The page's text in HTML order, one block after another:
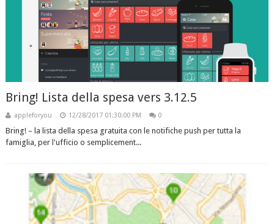
Bring! Lista della spesa vers 3.12.5
appleforyou 12/28/2017 01:30:00 PM 0
Bring! – la lista della spesa gratuita con le notifiche push per tutta la
famiglia, per l'ufficio o semplicement...